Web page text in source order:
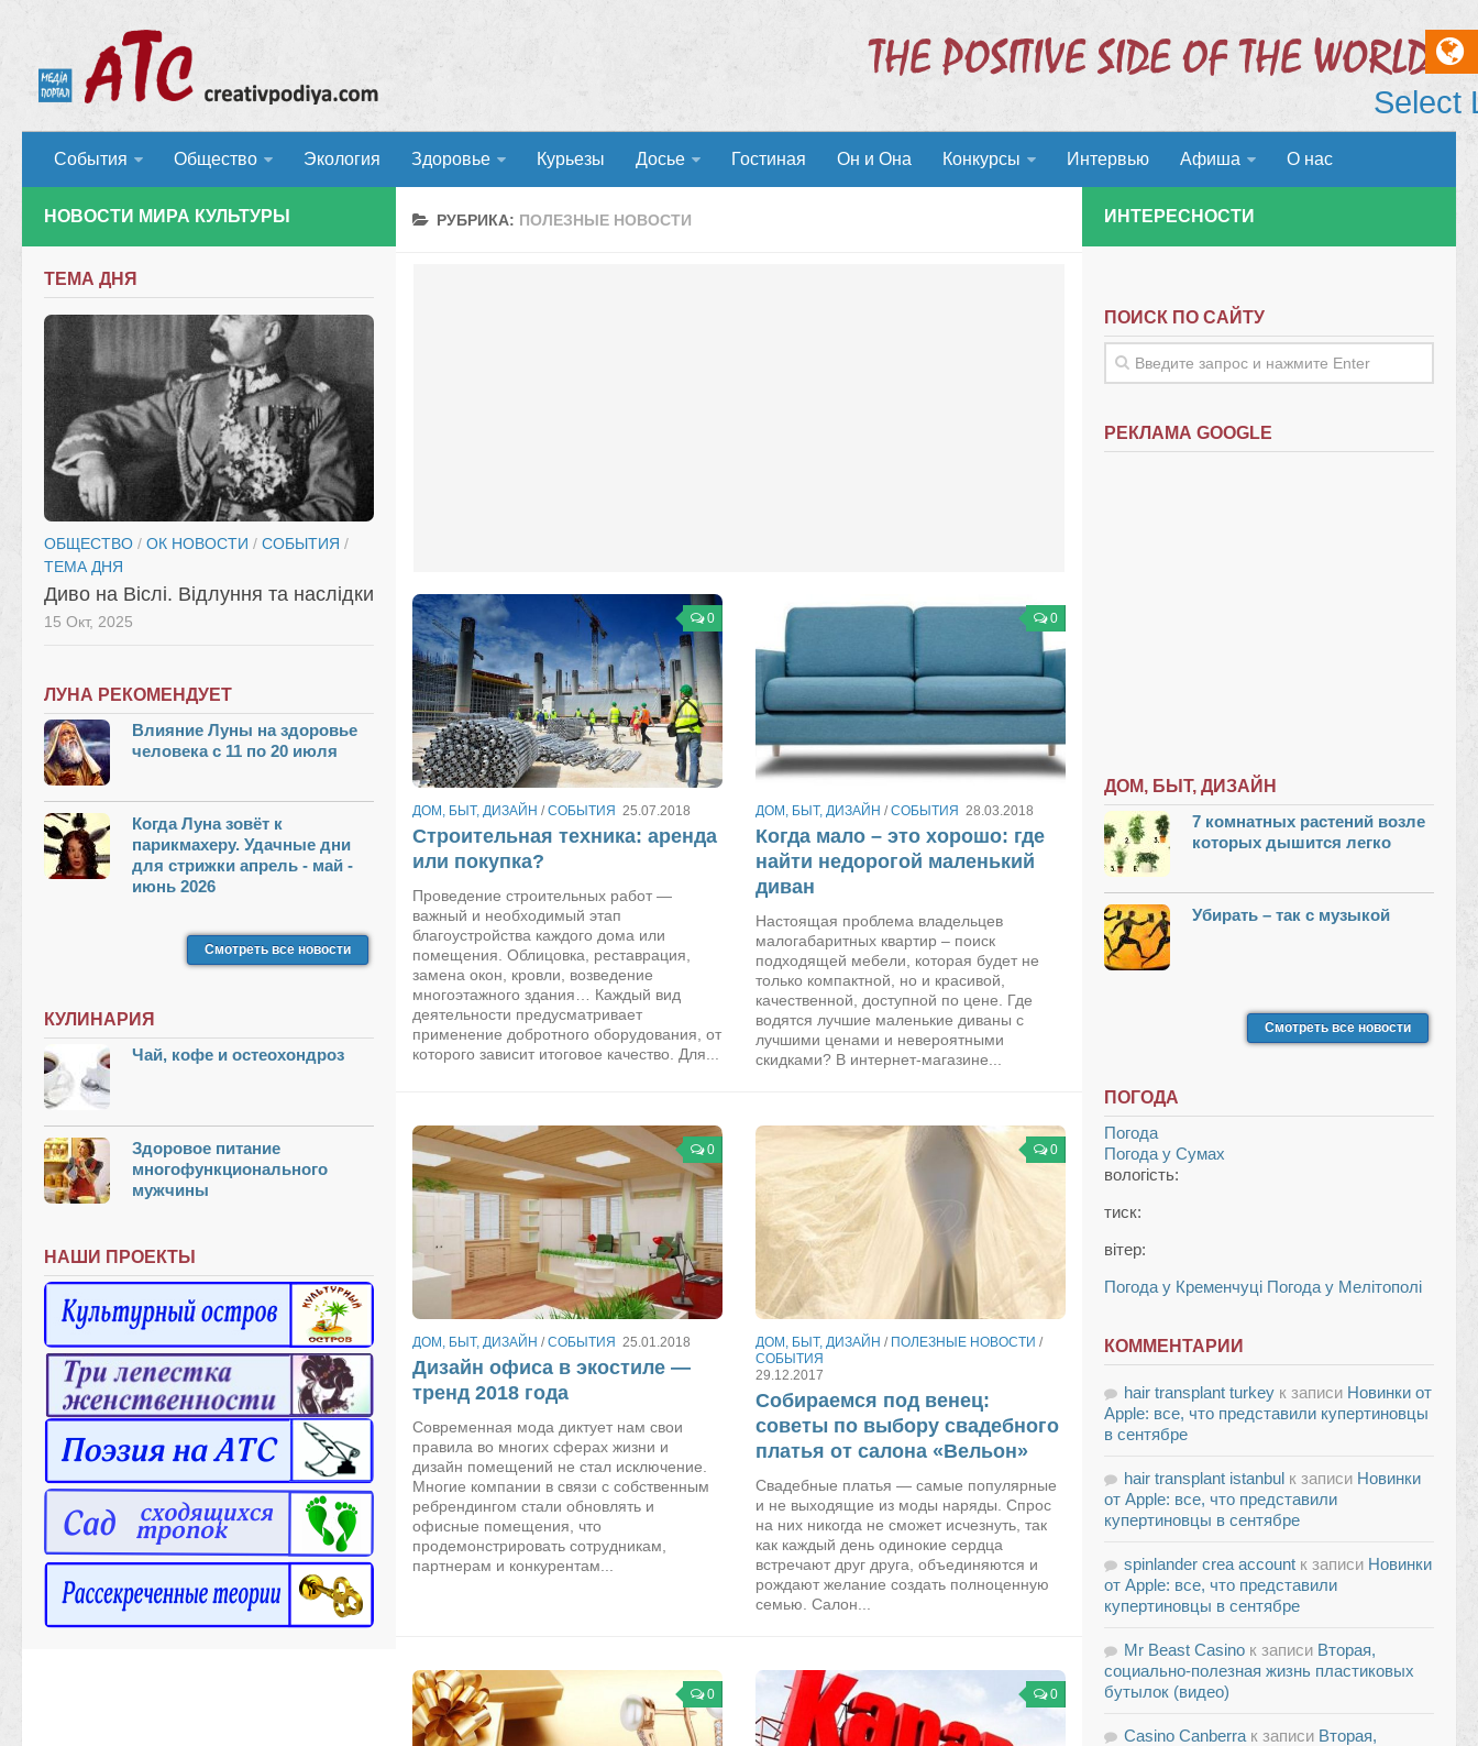
События Общество Экология Здоровье Курьезы Досье Гостиная Он и Она Конкурсы Интервью Афиша О нас
РУБРИКА: ПОЛЕЗНЫЕ НОВОСТИ
0
ДОМ, БЫТ, ДИЗАЙН /СОБЫТИЯ 25.07.2018
Строительная техника: аренда
или покупка?
Проведение строительных работ —
важный и необходимый этап
благоустройства каждого дома или
помещения. Облицовка, реставрация,
замена окон, кровли, возведение
многоэтажного здания… Каждый вид
деятельности предусматривает
применение добротного оборудования, от
которого зависит итоговое качество. Для...
0
ДОМ, БЫТ, ДИЗАЙН /СОБЫТИЯ 28.03.2018
Когда мало – это хорошо: где
найти недорогой маленький
диван
Настоящая проблема владельцев
малогабаритных квартир – поиск
подходящей мебели, которая будет не
только компактной, но и красивой,
качественной, доступной по цене. Где
водятся лучшие маленькие диваны с
лучшими ценами и невероятными
скидками? В интернет-магазине...
0
ДОМ, БЫТ, ДИЗАЙН /СОБЫТИЯ 25.01.2018
Дизайн офиса в экостиле —
тренд 2018 года
Cовременная мода диктует нам свои
правила во многих сферах жизни и
дизайн помещений не стал исключение.
Многие компании в связи с собственным
ребрендингом стали обновлять и
офисные помещения, что
продемонстрировать сотрудникам,
партнерам и конкурентам...
0
ДОМ, БЫТ, ДИЗАЙН / ПОЛЕЗНЫЕ НОВОСТИ /
СОБЫТИЯ
29.12.2017
Собираемся под венец:
советы по выбору свадебного
платья от салона «Вельон»
Свадебные платья — самые популярные
и не выходящие из моды наряды. Спрос
на них никогда не сможет исчезнуть, так
как каждый день одинокие сердца
встречают друг друга, объединяются и
рождают желание создать полноценную
семью. Салон...
0 0
НОВОСТИ МИРА КУЛЬТУРЫ
ТЕМА ДНЯ
ОБЩЕСТВО / ОК НОВОСТИ / СОБЫТИЯ /
ТЕМА ДНЯ
Диво на Віслі. Відлуння та наслідки
15 Окт, 2025
ЛУНА РЕКОМЕНДУЕТ
Влияние Луны на здоровье
человека с 11 по 20 июля
Когда Луна зовёт к
парикмахеру. Удачные дни
для стрижки апрель - май -
июнь 2026
Смотреть все новости
КУЛИНАРИЯ
Чай, кофе и остеохондроз
Здоровое питание
многофункционального
мужчины
НАШИ ПРОЕКТЫ
ИНТЕРЕСНОСТИ
ПОИСК ПО САЙТУ
РЕКЛАМА GOOGLE
ДОМ, БЫТ, ДИЗАЙН
7 комнатных растений возле
которых дышится легко
Убирать – так с музыкой
Смотреть все новости
ПОГОДА
Погода
Погода у Сумах
вологість:
тиск:
вітер:
Погода у Кременчуці Погода у Мелітополі
КОММЕНТАРИИ
hair transplant turkey к записи Новинки от
Apple: все, что представили купертиновцы
в сентябре
hair transplant istanbul к записи Новинки
от Apple: все, что представили
купертиновцы в сентябре
spinlander crea account к записи Новинки
от Apple: все, что представили
купертиновцы в сентябре
Mr Beast Casino к записи Вторая,
социально-полезная жизнь пластиковых
бутылок (видео)
Casino Canberra к записи Вторая,
Select